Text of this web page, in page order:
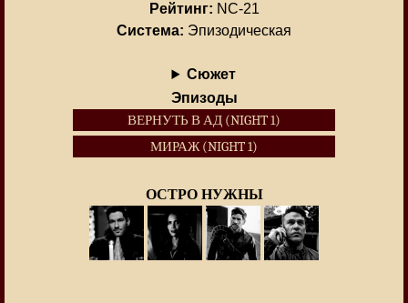
Рейтинг: NC-21
Система: Эпизодическая
Сюжет
Эпизоды
ВЕРНУТЬ В АД (NIGHT 1)
МИРАЖ (NIGHT 1)
ОСТРО НУЖНЫ